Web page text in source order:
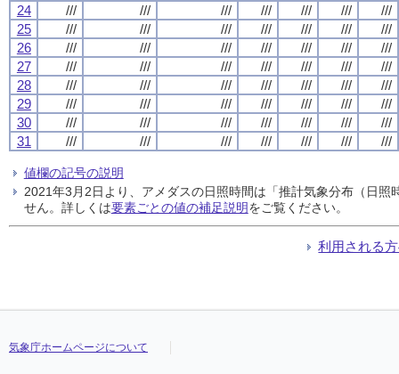
24
/// /// /// /// /// ///
///
25
/// /// /// /// /// ///
///
26
/// /// /// /// /// ///
///
27
/// /// /// /// /// ///
///
28
/// /// /// /// /// ///
///
29
/// /// /// /// /// ///
///
30
/// /// /// /// /// ///
///
31
/// /// /// /// /// /// ///
値欄の記号の説明
2021年3月2日より、アメダスの日照時間は「推計気象分布（日
せん。詳しくは要素ごとの値の補足説明をご覧ください。
利用される
気象庁ホームページについて